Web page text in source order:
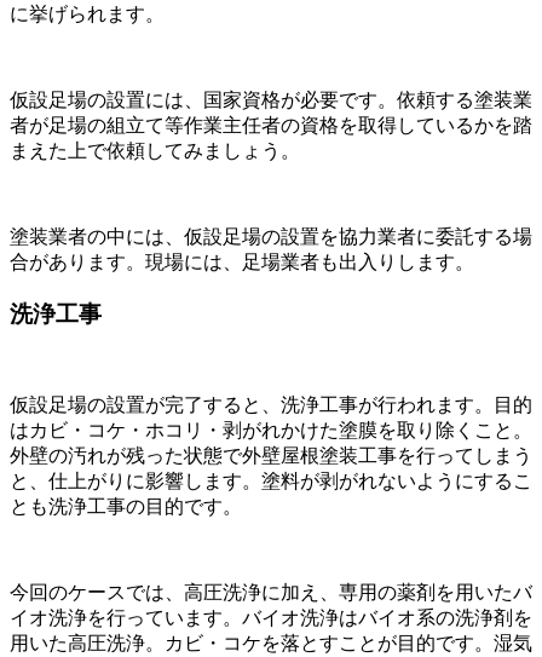
に挙げられます。
仮設足場の設置には、国家資格が必要です。依頼する塗装業
者が足場の組立て等作業主任者の資格を取得しているかを踏
まえた上で依頼してみましょう。
塗装業者の中には、仮設足場の設置を協力業者に委託する場
合があります。現場には、足場業者も出入りします。
洗浄工事
仮設足場の設置が完了すると、洗浄工事が行われます。目的
はカビ・コケ・ホコリ・剥がれかけた塗膜を取り除くこと。
外壁の汚れが残った状態で外壁屋根塗装工事を行ってしまう
と、仕上がりに影響します。塗料が剥がれないようにするこ
とも洗浄工事の目的です。
今回のケースでは、高圧洗浄に加え、専用の薬剤を用いたバ
イオ洗浄を行っています。バイオ洗浄はバイオ系の洗浄剤を
用いた高圧洗浄。カビ・コケを落とすことが目的です。湿気